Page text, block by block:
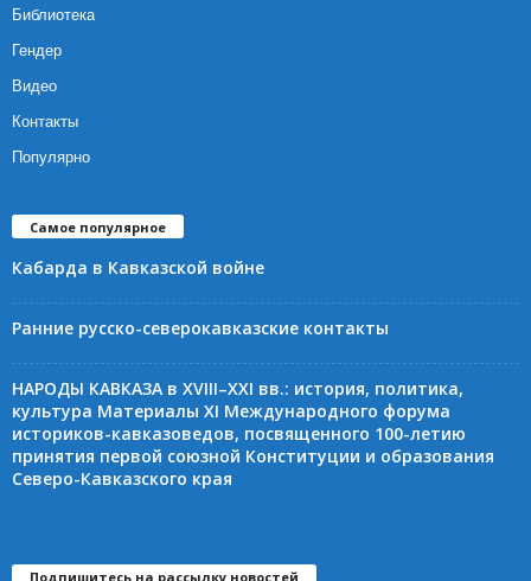
Библиотека
Гендер
Видео
Контакты
Популярно
Самое популярное
Кабарда в Кавказской войне
Ранние русско-северокавказские контакты
НАРОДЫ КАВКАЗА в XVIII–XXI вв.: история, политика,
культура Материалы XI Международного форума
историков-кавказоведов, посвященного 100-летию
принятия первой союзной Конституции и образования
Северо-Кавказского края
Подпишитесь на рассылку новостей